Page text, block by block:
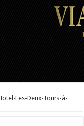
Les-Deux-Tours-à-